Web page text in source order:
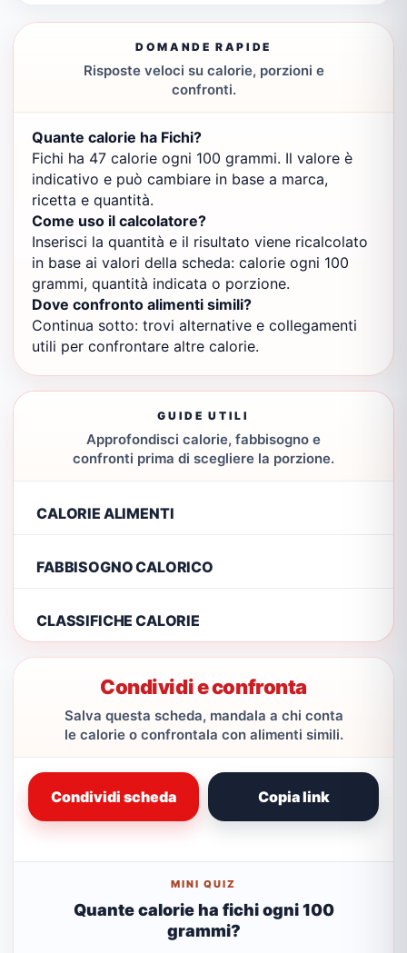
DOMANDE RAPIDE
Risposte veloci su calorie, porzioni e
confronti.
Quante calorie ha Fichi?
Fichi ha 47 calorie ogni 100 grammi. Il valore è
indicativo e può cambiare in base a marca,
ricetta e quantità.
Come uso il calcolatore?
Inserisci la quantità e il risultato viene ricalcolato
in base ai valori della scheda: calorie ogni 100
grammi, quantità indicata o porzione.
Dove confronto alimenti simili?
Continua sotto: trovi alternative e collegamenti
utili per confrontare altre calorie.
GUIDE UTILI
Approfondisci calorie, fabbisogno e
confronti prima di scegliere la porzione.
CALORIE ALIMENTI
FABBISOGNO CALORICO
CLASSIFICHE CALORIE
Condividi e confronta
Salva questa scheda, mandala a chi conta
le calorie o confrontala con alimenti simili.
Condividi scheda Copia link
MINI QUIZ
Quante calorie ha fichi ogni 100
grammi?